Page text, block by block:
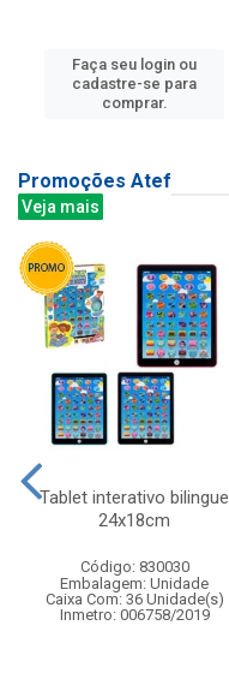
Faça seu login ou
cadastre-se para
comprar.
Promoções Atef
Veja mais
Tablet interativo bilingue
24x18cm
Código: 830030
Embalagem: Unidade
Caixa Com: 36 Unidade(s)
Inmetro: 006758/2019